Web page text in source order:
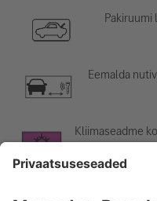
Pakiruumi
Eemalda
Kliimaseadme